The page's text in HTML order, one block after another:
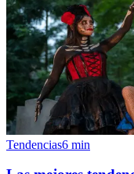
Tendencias6 min